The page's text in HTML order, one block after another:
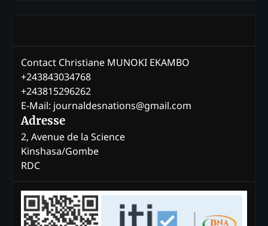
Contact Christiane MUNOKI EKAMBO
+243843034768
+243815296262
E-Mail: journaldesnations@gmail.com
Adresse
2, Avenue de la Science
Kinshasa/Gombe
RDC